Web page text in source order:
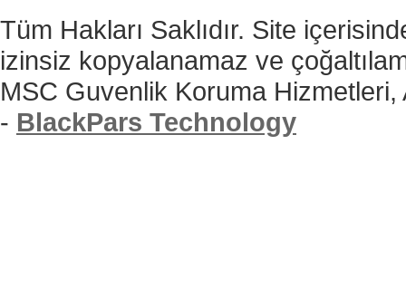
Tüm Hakları Saklıdır. Site
izinsiz kopyalanamaz ve
MSC Guvenlik Koruma
- BlackPars Technology